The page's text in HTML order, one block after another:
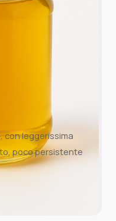
con leggerissima
poco persistente